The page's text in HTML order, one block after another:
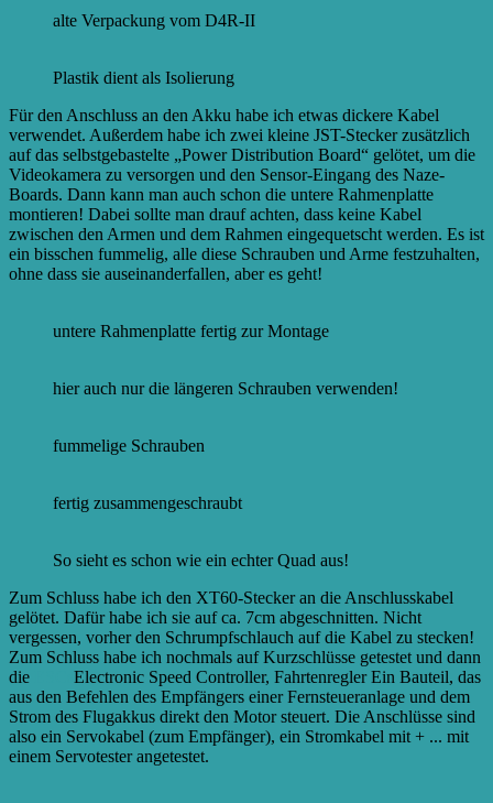
alte Verpackung vom D4R-II
Plastik dient als Isolierung
Für den Anschluss an den Akku habe ich etwas dickere Kabel
verwendet. Außerdem habe ich zwei kleine JST-Stecker zusätzlich
auf das selbstgebastelte „Power Distribution Board“ gelötet, um die
Videokamera zu versorgen und den Sensor-Eingang des Naze-
Boards. Dann kann man auch schon die untere Rahmenplatte
montieren! Dabei sollte man drauf achten, dass keine Kabel
zwischen den Armen und dem Rahmen eingequetscht werden. Es ist
ein bisschen fummelig, alle diese Schrauben und Arme festzuhalten,
ohne dass sie auseinanderfallen, aber es geht!
untere Rahmenplatte fertig zur Montage
hier auch nur die längeren Schrauben verwenden!
fummelige Schrauben
fertig zusammengeschraubt
So sieht es schon wie ein echter Quad aus!
Zum Schluss habe ich den XT60-Stecker an die Anschlusskabel
gelötet. Dafür habe ich sie auf ca. 7cm abgeschnitten. Nicht
vergessen, vorher den Schrumpfschlauch auf die Kabel zu stecken!
Zum Schluss habe ich nochmals auf Kurzschlüsse getestet und dann
die
Electronic Speed Controller, Fahrtenregler Ein Bauteil, das
aus den Befehlen des Empfängers einer Fernsteueranlage und dem
Strom des Flugakkus direkt den Motor steuert. Die Anschlüsse sind
also ein Servokabel (zum Empfänger), ein Stromkabel mit + ... mit
einem Servotester angetestet.